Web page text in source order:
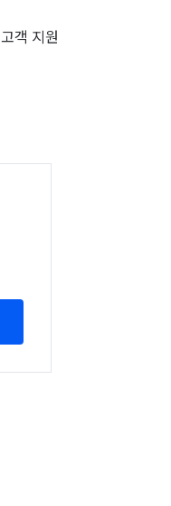
고객 지원